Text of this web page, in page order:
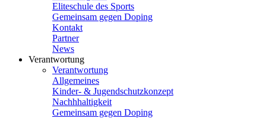
Eliteschule des Sports
Gemeinsam gegen Doping
Kontakt
Partner
News
Verantwortung
Verantwortung
Allgemeines
Kinder- & Jugendschutzkonzept
Nachhhaltigkeit
Gemeinsam gegen Doping